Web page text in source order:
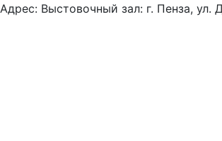
Адрес: Выстовочный зал: г. Пенза, ул.